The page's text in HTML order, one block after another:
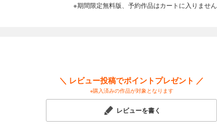
2人を捜しに向かう。一方、昴は目覚めた花
※期間限定無料版、予約作品はカートに入りません
＼ レビュー投稿でポイントプレゼント ／
※購入済みの作品が対象となります
レビューを書く